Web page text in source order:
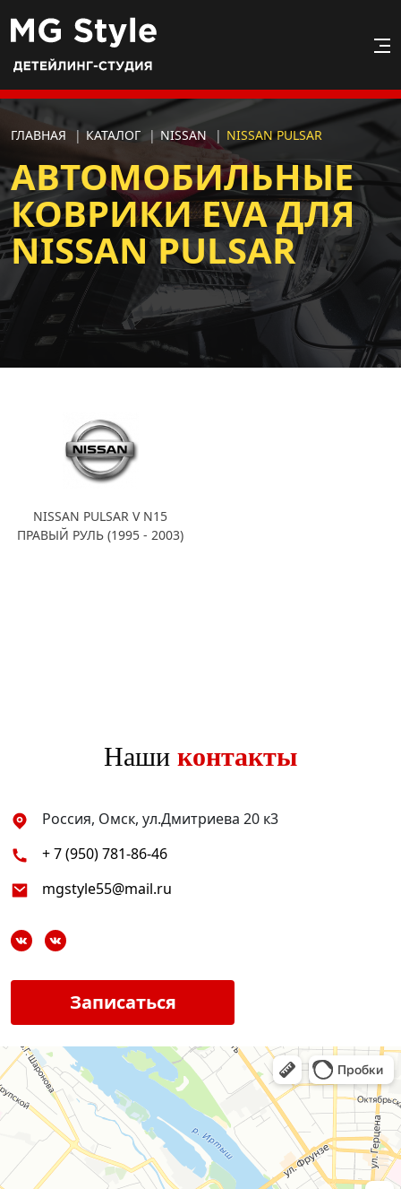
ГЛАВНАЯ | КАТАЛОГ | NISSAN | NISSAN PULSAR
АВТОМОБИЛЬНЫЕ
КОВРИКИ EVA ДЛЯ
NISSAN PULSAR
NISSAN PULSAR V N15
ПРАВЫЙ РУЛЬ (1995 - 2003)
Наши контакты
Россия, Омск, ул.Дмитриева 20 к3
+ 7 (950) 781-86-46
mgstyle55@mail.ru
Записаться